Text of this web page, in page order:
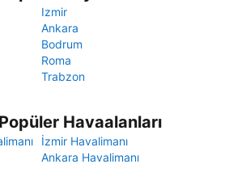
Izmir
Ankara
Bodrum
Roma
Trabzon
Havaalanları
İzmir Havalimanı
Ankara Havalimanı